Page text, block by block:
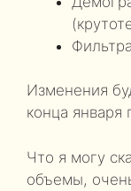
Изменения
конца января
Что я могу
объемы,